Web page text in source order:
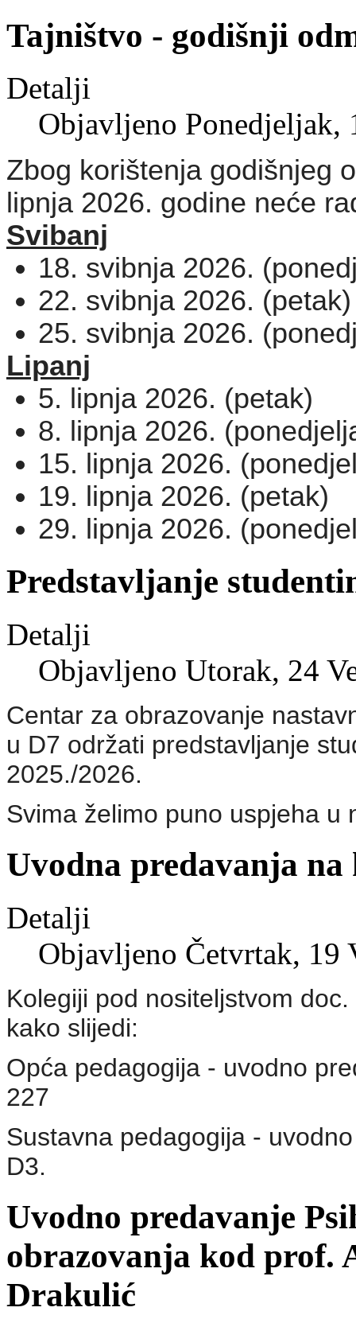
Tajništvo - godišnji
Detalji
Objavljeno Ponedjeljak,
Zbog korištenja godišnjeg
lipnja 2026. godine neće
Svibanj
18. svibnja 2026.
22. svibnja 2026. (petak)
25. svibnja 2026.
Lipanj
5. lipnja 2026. (petak)
8. lipnja 2026.
15. lipnja 2026.
19. lipnja 2026. (petak)
29. lipnja 2026.
Predstavljanje
Detalji
Objavljeno Utorak, 24
Centar za obrazovanje
u D7 održati predstavljanje
2025./2026.
Svima želimo puno uspjeha u
Uvodna predavanja
Detalji
Objavljeno Četvrtak, 19
Kolegiji pod nositeljstvom
kako slijedi:
Opća pedagogija - uvodno
227
Sustavna pedagogija -
D3.
Uvodno predavanje
obrazovanja kod prof.
Drakulić